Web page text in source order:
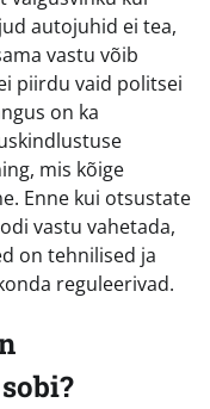
autojuhid ei tea,
vastu võib
piirdu vaid politsei
on ka
mis kõige
Enne kui otsustate
vastu vahetada,
on tehnilised ja
reguleerivad.